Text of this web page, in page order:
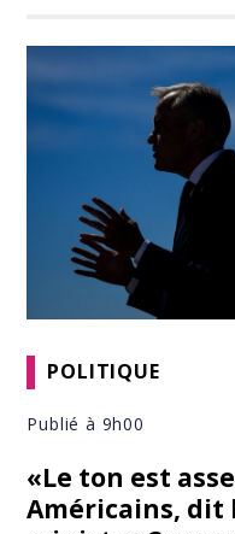
POLITIQUE
Publié à 9h00
«Le ton est
Américains, dit